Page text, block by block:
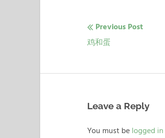
文
导
航
Previous Post
Previous
鸡和蛋
Leave a Reply
You must belogged in